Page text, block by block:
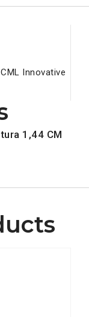
Innovative
1,44 CM